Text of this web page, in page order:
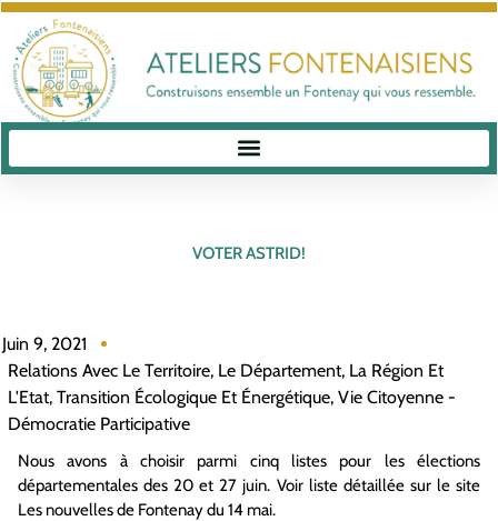
VOTER ASTRID!
Juin 9, 2021
Relations Avec Le Territoire, Le Département, La Région Et
L'Etat, Transition Écologique Et Énergétique, Vie Citoyenne -
Démocratie Participative
Nous avons à choisir parmi cinq listes pour les élections
départementales des 20 et 27 juin. Voir liste détaillée sur le site
Les nouvelles de Fontenay du 14 mai.